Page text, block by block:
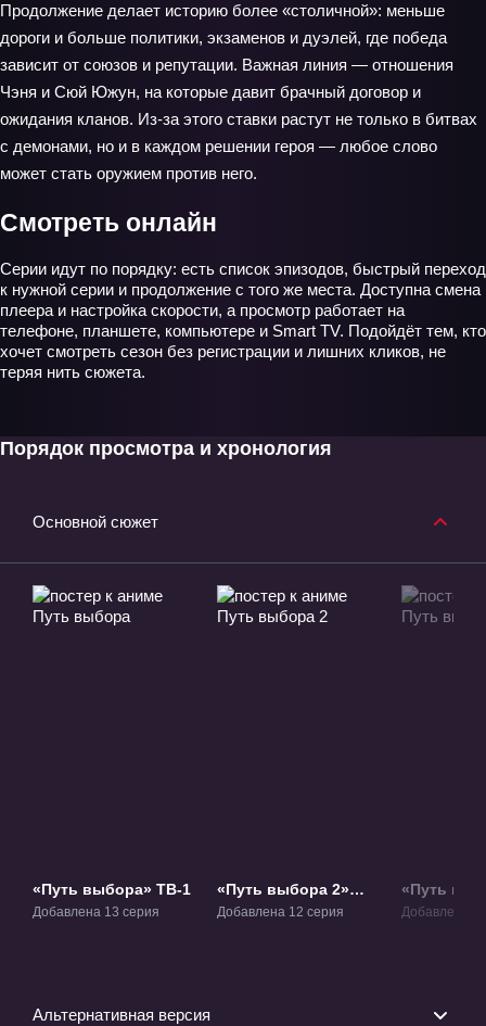
Продолжение делает историю более «столичной»: меньше
дороги и больше политики, экзаменов и дуэлей, где победа
зависит от союзов и репутации. Важная линия — отношения
Чэня и Сюй Южун, на которые давит брачный договор и
ожидания кланов. Из-за этого ставки растут не только в битвах
с демонами, но и в каждом решении героя — любое слово
может стать оружием против него.
Смотреть онлайн
Серии идут по порядку: есть список эпизодов, быстрый переход
к нужной серии и продолжение с того же места. Доступна смена
плеера и настройка скорости, а просмотр работает на
телефоне, планшете, компьютере и Smart TV. Подойдёт тем, кто
хочет смотреть сезон без регистрации и лишних кликов, не
теряя нить сюжета.
Порядок просмотра и хронология
Основной сюжет
«Путь выбора» ТВ-1
Добавлена 13 серия
«Путь выбора 2»
ТВ-2
Добавлена 12 серия
«Путь
ТВ-3
Добавлена
Альтернативная версия